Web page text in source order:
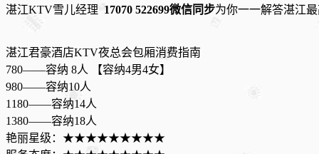
湛江KTV雪儿经理 17070 522699微信同步为你一一解答湛江
湛江君豪酒店KTV夜总会包厢消费指南
780——容纳 8人 【容纳4男4女】
980——容纳10人
1180——容纳14人
1380——容纳18人
艳丽星级：★★★★★★★★★